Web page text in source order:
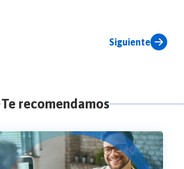
Siguiente
Te recomendamos